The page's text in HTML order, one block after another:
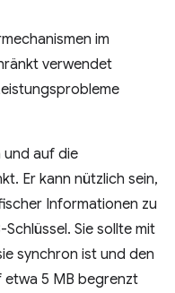
im
verwendet
auf die
Er kann nützlich sein,
Informationen zu
Sie sollte mit
synchron ist und den
etwa 5 MB begrenzt